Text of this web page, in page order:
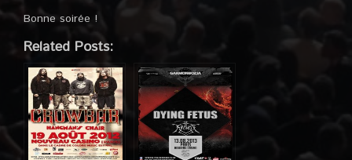
Bonne soirée !
Related Posts: